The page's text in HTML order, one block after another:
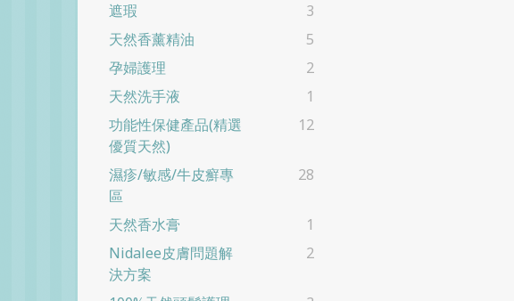
遮瑕
3
天然香薰精油
5
孕婦護理
2
天然洗手液
1
功能性保健產品(精選
優質天然)
12
濕疹/敏感/牛皮癬專
區
28
天然香水膏
1
Nidalee皮膚問題解
決方案
2